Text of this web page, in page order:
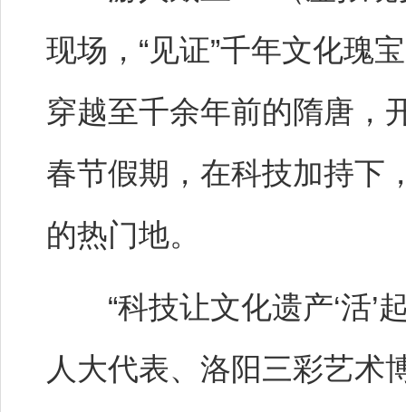
现场，“见证”千年文化瑰
穿越至千余年前的隋唐
春节假期，在科技加持下
的热门地。
“科技让文化遗产‘活’
人大代表、洛阳三彩艺术